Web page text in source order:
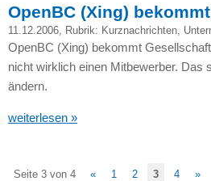
OpenBC (Xing)
11.12.2006, Rubrik: Kurznachrichten,
OpenBC (Xing) bekommt
nicht wirklich einen Mitbewerber. Das
ändern.
weiterlesen »
Seite 3 von 4 « 1 2 3 4 »